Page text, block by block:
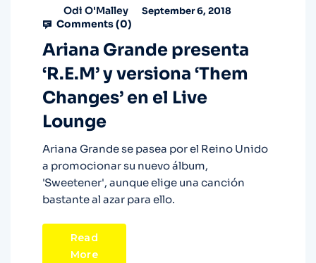
Odi O'Malley September 6, 2018
Comments (0)
Ariana Grande presenta
‘R.E.M’ y versiona ‘Them
Changes’ en el Live
Lounge
Ariana Grande se pasea por el Reino Unido
a promocionar su nuevo álbum,
'Sweetener', aunque elige una canción
bastante al azar para ello.
Read
More